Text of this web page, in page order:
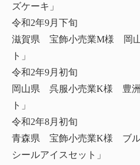
ズケーキ」
令和2年9月下旬
滋賀県 宝飾小売業M様 岡
ト」
令和2年9月初旬
岡山県 呉服小売業K様 豊
ト」
令和2年8月初旬
青森県 宝飾小売業K様 ブル
シールアイスセット」